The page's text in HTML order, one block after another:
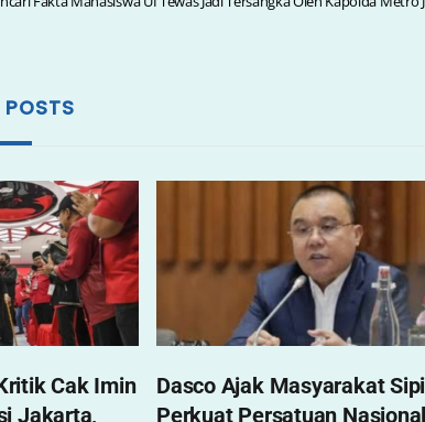
POSTS
Cak Imin
Jakarta,
Dasco Ajak Masyarakat
Perkuat Persatuan